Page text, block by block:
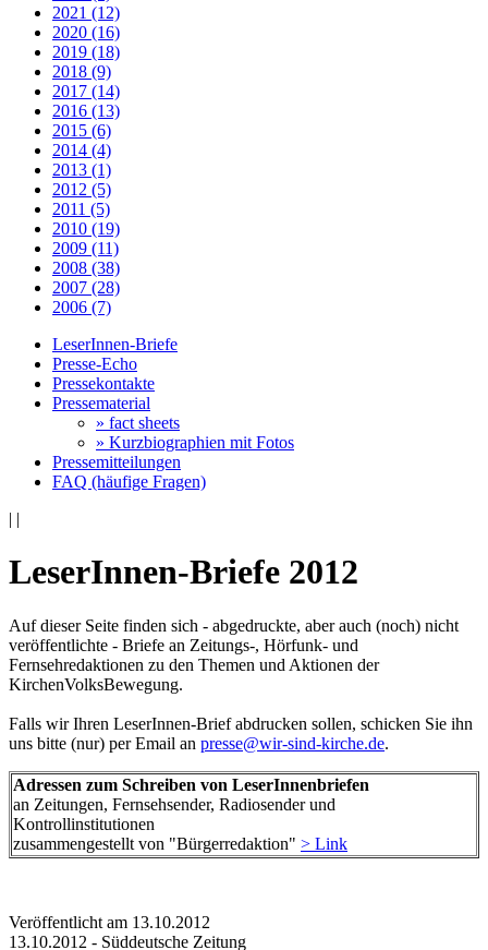
2021 (12)
2020 (16)
2019 (18)
2018 (9)
2017 (14)
2016 (13)
2015 (6)
2014 (4)
2013 (1)
2012 (5)
2011 (5)
2010 (19)
2009 (11)
2008 (38)
2007 (28)
2006 (7)
LeserInnen-Briefe
Presse-Echo
Pressekontakte
Pressematerial
» fact sheets
» Kurzbiographien mit Fotos
Pressemitteilungen
FAQ (häufige Fragen)
| |
LeserInnen-Briefe 2012
Auf dieser Seite finden sich - abgedruckte, aber auch (noch) nicht
veröffentlichte - Briefe an Zeitungs-, Hörfunk- und
Fernsehredaktionen zu den Themen und Aktionen der
KirchenVolksBewegung.
Falls wir Ihren LeserInnen-Brief abdrucken sollen, schicken Sie ihn
uns bitte (nur) per Email an presse@wir-sind-kirche.de.
Adressen zum Schreiben von LeserInnenbriefen
an Zeitungen, Fernsehsender, Radiosender und
Kontrollinstitutionen
zusammengestellt von "Bürgerredaktion" > Link
Veröffentlicht am 13­.10.2012
13.10.2012 - Süddeutsche Zeitung